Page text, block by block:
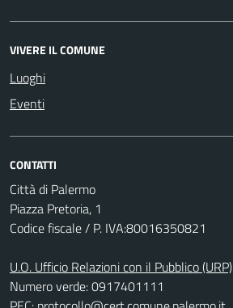
VIVERE IL COMUNE
Luoghi
Eventi
CONTATTI
Città di Palermo
Piazza Pretoria, 1
Codice fiscale / P. IVA:80016350821
U.O. Ufficio Relazioni con il Pubblico (URP)
Numero verde: 0917401111